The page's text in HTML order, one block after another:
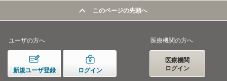
このページの先頭へ
ユーザの方へ
新規ユーザ登録 ログイン
医療機関の方へ
医療機関
ログイン